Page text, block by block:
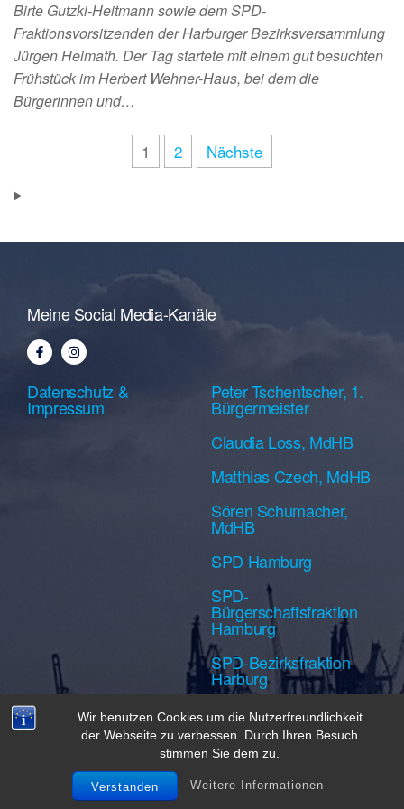
Wir benutzen Cookies um die Nutzerfreundlichkeit
der Webseite zu verbessen. Durch Ihren Besuch
stimmen Sie dem zu.
Verstanden Weitere Informationen
Birte Gutzki-Heitmann sowie dem SPD-
Fraktionsvorsitzenden der Harburger Bezirksversammlung
Jürgen Heimath. Der Tag startete mit einem gut besuchten
Frühstück im Herbert Wehner-Haus, bei dem die
Bürgerinnen und…
1 2 Nächste
Meine Social Media-Kanäle
Datenschutz &
Impressum
Peter Tschentscher, 1.
Bürgermeister
Claudia Loss, MdHB
Matthias Czech, MdHB
Sören Schumacher,
MdHB
SPD Hamburg
SPD-
Bürgerschaftsfraktion
Hamburg
SPD-Bezirksfraktion
Harburg
Created with Futurio WordPress Theme